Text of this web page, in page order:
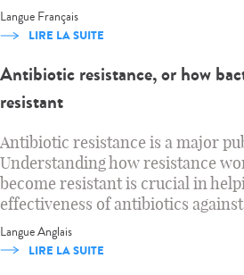
Langue Français
LIRE LA SUITE
Antibiotic resistance, or how
resistant
Antibiotic resistance is a major
Understanding how resistance
become resistant is crucial in
effectiveness of antibiotics
LangueAnglais
LIRE LA SUITE